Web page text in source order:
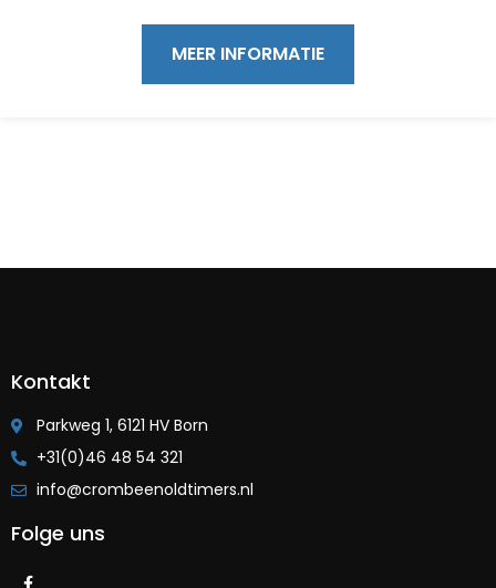
MEER INFORMATIE
Kontakt
Parkweg 1, 6121 HV Born
+31(0)46 48 54 321
info@crombeenoldtimers.nl
Folge uns